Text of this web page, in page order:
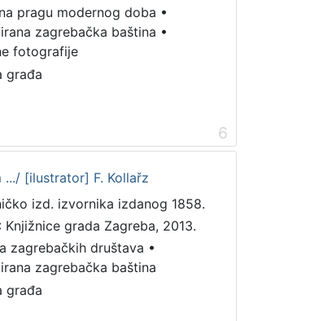
pragu modernog doba •
zagrebačka baština •
fotografije
građa
6
.../ [ilustrator] F. Kollařz
izd. izvornika izdanog 1858.
Knjižnice grada Zagreba, 2013.
zagrebačkih društava •
zagrebačka baština
građa